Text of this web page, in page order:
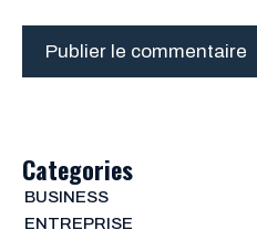
Categories
BUSINESS
ENTREPRISE